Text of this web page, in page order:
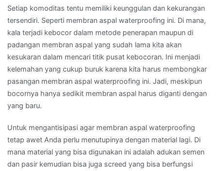
Setiap komoditas tentu memiliki keunggulan dan kekurangan
tersendiri. Seperti membran aspal waterproofing ini. Di mana,
kala terjadi kebocor dalam metode penerapan maupun di
padangan membran aspal yang sudah lama kita akan
kesukaran dalam mencari titik pusat kebocoran. Ini menjadi
kelemahan yang cukup buruk karena kita harus membongkar
pasangan membran aspal waterproofing ini. Jadi, meskipun
bocornya hanya sedikit membran aspal harus diganti dengan
yang baru.
Untuk mengantisipasi agar membran aspal waterproofing
tetap awet Anda perlu menutupinya dengan material lagi. Di
mana material yang bisa digunakan ini adalah adukan semen
dan pasir kemudian bisa juga screed yang bisa berfungsi